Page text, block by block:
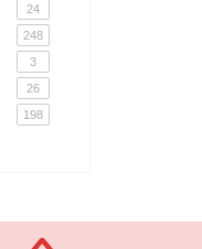
24
248
3
26
198